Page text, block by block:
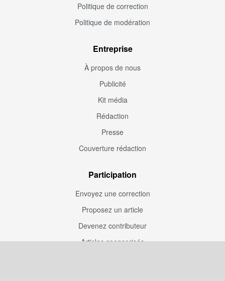
Politique de correction
Politique de modération
Entreprise
À propos de nous
Publicité
Kit média
Rédaction
Presse
Couverture rédaction
Participation
Envoyez une correction
Proposez un article
Devenez contributeur
Articles sponsorisés